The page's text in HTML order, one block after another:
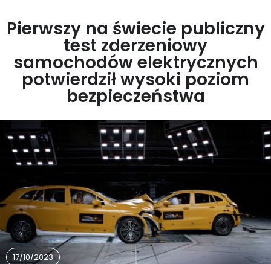
Pierwszy na świecie publiczny
test zderzeniowy
samochodów elektrycznych
potwierdził wysoki poziom
bezpieczeństwa
17/10/2023